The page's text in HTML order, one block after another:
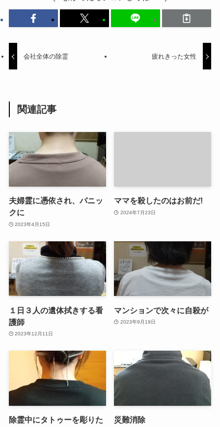
会社全体の除霊 疲れきった女性
関連記事
夫婦霊に憑依され、パニッ
クに
2023年4月15日
ママを殺したのはお前だ!
2024年7月23日
１日３人の遺体拭きする看
護師
2023年12月11日
マンションで次々に自殺が
2023年9月19日
除霊中にタトゥーを彫りた
災難消除